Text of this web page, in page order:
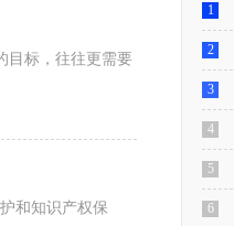
和知识产权保
1
2
3
4
5
6